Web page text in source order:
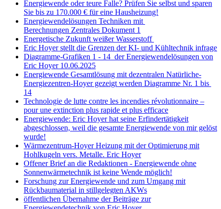
Energiewende oder teure Falle? Prüfen Sie selbst und sparen
Sie bis zu 170.000 € für eine Hausheizung!
Energiewendelösungen Techniken mit
Berechnungen Zentrales Dokument 1
Energetische Zukunft weißer Wasserstoff
Eric Hoyer stellt die Grenzen der KI- und Kühltechnik infrage
Diagramme-Grafiken 1 - 14 der Energiewendelösungen von
Eric Hoyer 10.06.2025
Energiewende Gesamtlösung mit dezentralen Natürliche-
Energiezentren-Hoyer gezeigt werden Diagramme Nr. 1 bis
14
Technologie de lutte contre les incendies révolutionnaire –
pour une extinction plus rapide et plus efficace
Energiewende: Eric Hoyer hat seine Erfindertätigkeit
abgeschlossen, weil die gesamte Energiewende von mir gelöst
wurde!
Wärmezentrum-Hoyer Heizung mit der Optimierung mit
Hohlkugeln vers. Metalle. Eric Hoyer
Offener Brief an die Redaktionen - Energiewende ohne
Sonnenwärmetechnik ist keine Wende möglich!
Forschung zur Energiewende und zum Umgang mit
Rückbaumaterial in stillgelegten AKWs
öffentlichen Übernahme der Beiträge zur